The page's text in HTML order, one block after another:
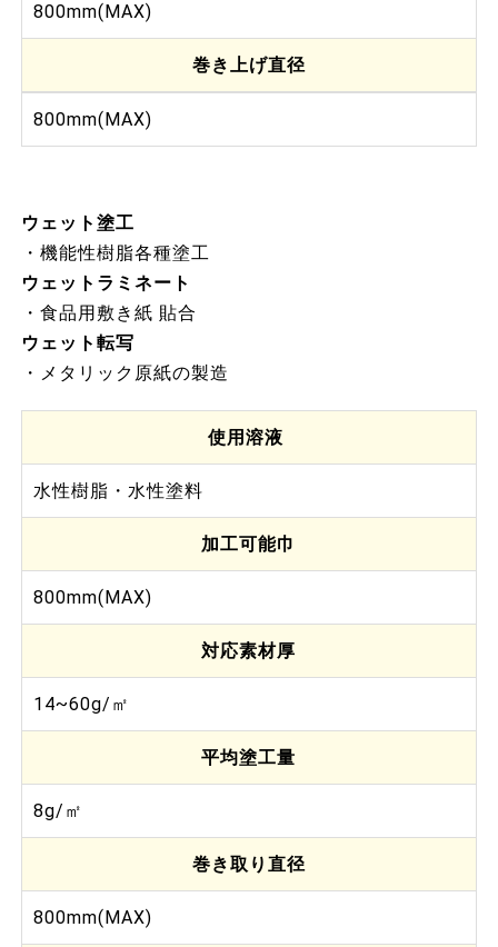
800mm(MAX)
巻き上げ直径
800mm(MAX)
ウェット塗工
・機能性樹脂各種塗工
ウェットラミネート
・食品用敷き紙 貼合
ウェット転写
・メタリック原紙の製造
使用溶液
水性樹脂・水性塗料
加工可能巾
800mm(MAX)
対応素材厚
14~60g/㎡
平均塗工量
8g/㎡
巻き取り直径
800mm(MAX)